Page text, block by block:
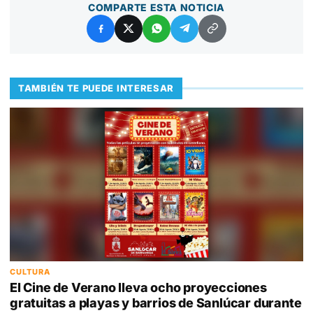
COMPARTE ESTA NOTICIA
TAMBIÉN TE PUEDE INTERESAR
CULTURA
El Cine de Verano lleva ocho proyecciones
gratuitas a playas y barrios de Sanlúcar durante